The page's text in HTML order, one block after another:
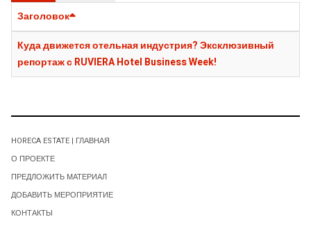
Заголовок
Куда движется отельная индустрия? Эксклюзивный
репортаж с RUVIERA Hotel Business Week!
HORECA ESTATE | ГЛАВНАЯ
О ПРОЕКТЕ
ПРЕДЛОЖИТЬ МАТЕРИАЛ
ДОБАВИТЬ МЕРОПРИЯТИЕ
КОНТАКТЫ